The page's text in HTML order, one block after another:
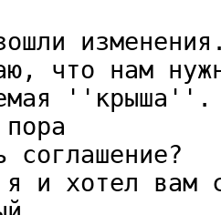
что нам
''крыша''.
соглашение?
я и хотел вам